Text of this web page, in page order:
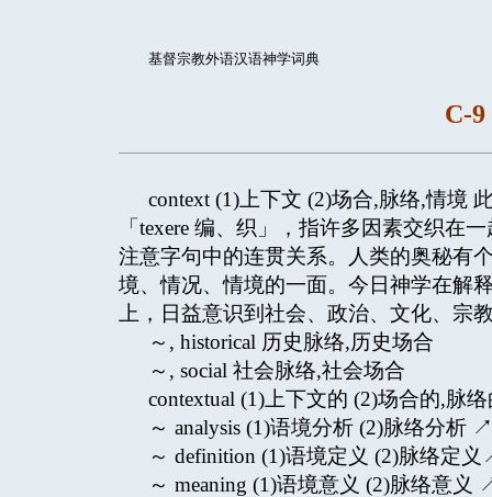
基督宗教外语汉语神学词典
C-
context (1)上下文 (2)场合,脉络,情境
「texere 编、织」，指许多因素交织在
注意字句中的连贯关系。人类的奥秘有
境、情况、情境的一面。今日神学在解
上，日益意识到社会、政治、文化、宗
～, historical 历史脉络,历史场合
～, social 社会脉络,社会场合
contextual (1)上下文的 (2)场合的,脉
～ analysis (1)语境分析 (2)脉络分析
～ definition (1)语境定义 (2)脉络定
～ meaning (1)语境意义 (2)脉络意义